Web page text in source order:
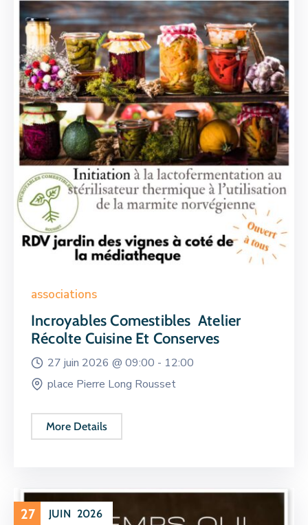
associations
Incroyables Comestibles Atelier
Récolte Cuisine Et Conserves
27 juin 2026 @ 09:00 - 12:00
place Pierre Long Rousset
More Details
27 JUIN 2026